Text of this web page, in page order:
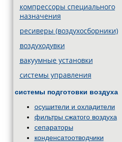
компрессоры специального
назначения
ресиверы (воздухосборники)
воздуходувки
вакуумные установки
системы управления
системы подготовки воздуха
осушители и охладители
фильтры сжатого воздуха
сепараторы
конденсатоотводчики